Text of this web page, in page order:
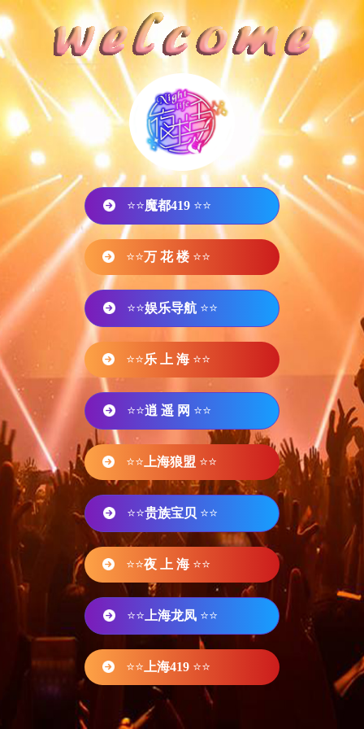
⭐⭐魔都419 ⭐⭐
⭐⭐万 花 楼 ⭐⭐
⭐⭐娱乐导航 ⭐⭐
⭐⭐乐 上 海 ⭐⭐
⭐⭐逍 遥 网 ⭐⭐
⭐⭐ 上海狼盟 ⭐⭐
⭐⭐贵族宝贝 ⭐⭐
⭐⭐夜 上 海 ⭐⭐
⭐⭐ 上海龙凤 ⭐⭐
⭐⭐ 上海419 ⭐⭐